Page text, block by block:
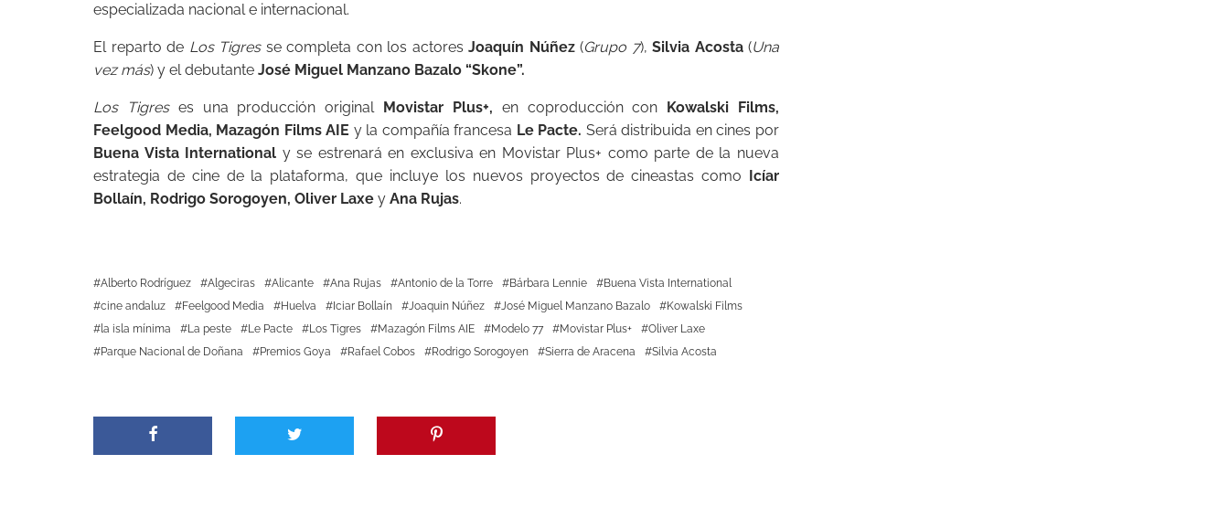
especializada nacional e internacional.
El reparto de Los Tigresse completa con los actores Joaquín Núñez(Grupo 7), Silvia Acosta(Una
vez más) y el debutante José Miguel Manzano Bazalo “Skone”.
Los Tigres es una producción original Movistar Plus+, en coproducción con Kowalski Films,
Feelgood Media, Mazagón Films AIE y la compañía francesa Le Pacte. Será distribuida en cines por
Buena Vista International y se estrenará en exclusiva en Movistar Plus+ como parte de la nueva
estrategia de cine de la plataforma, que incluye los nuevos proyectos de cineastas como Icíar
Bollaín, Rodrigo Sorogoyen, Oliver Laxe y Ana Rujas.
Alberto Rodríguez Algeciras Alicante Ana Rujas Antonio de la Torre Bárbara Lennie
Buena Vista International
cine andaluz
Feelgood Media Huelva Iciar Bollaín Joaquin Núñez José Miguel Manzano Bazalo
Kowalski Films
la isla mínima
La peste Le Pacte Los Tigres Mazagón Films AIE Modelo 77 Movistar Plus+
Oliver Laxe
Parque Nacional de Doñana
Premios Goya Rafael Cobos Rodrigo Sorogoyen Sierra de Aracena Silvia Acosta